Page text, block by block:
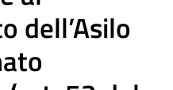
dell’Asilo